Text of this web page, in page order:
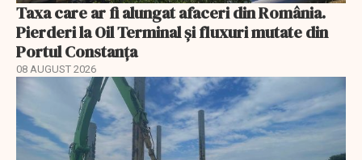
Taxa care ar fi alungat afaceri din România.
Pierderi la Oil Terminal și fluxuri mutate din
Portul Constanța
08 AUGUST 2026